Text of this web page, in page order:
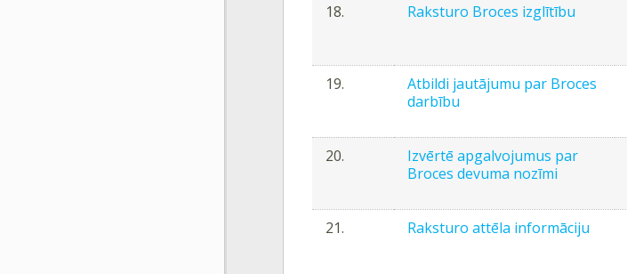
18. Raksturo Broces izglītību
19.
Atbildi jautājumu par Broces
darbību
20.
Izvērtē apgalvojumus par
Broces devuma nozīmi
21. Raksturo attēla informāciju